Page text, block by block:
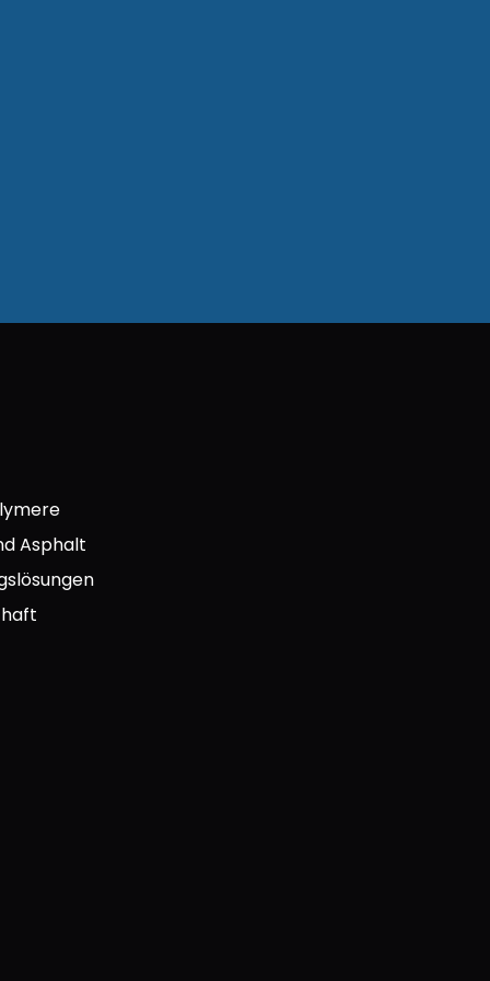
Asphalt